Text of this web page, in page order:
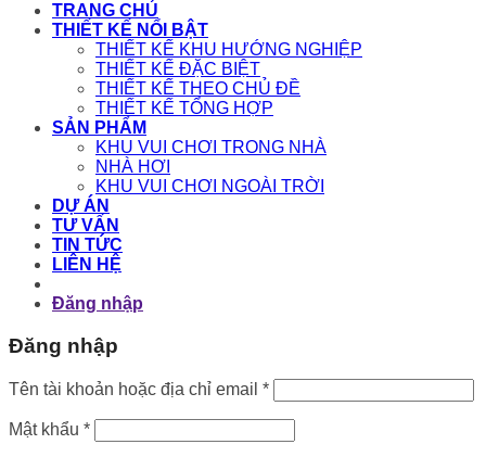
TRANG CHỦ
THIẾT KẾ NỔI BẬT
THIẾT KẾ KHU HƯỚNG NGHIỆP
THIẾT KẾ ĐẶC BIỆT
THIẾT KẾ THEO CHỦ ĐỀ
THIẾT KẾ TỔNG HỢP
SẢN PHẨM
KHU VUI CHƠI TRONG NHÀ
NHÀ HƠI
KHU VUI CHƠI NGOÀI TRỜI
DỰ ÁN
TƯ VẤN
TIN TỨC
LIÊN HỆ
Đăng nhập
Đăng nhập
Tên tài khoản hoặc địa chỉ email *Bắt
buộc
Mật khẩu *Bắt
buộc